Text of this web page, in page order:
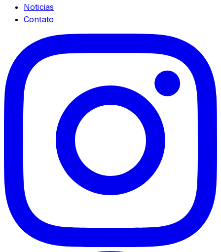
Noticias
Contato